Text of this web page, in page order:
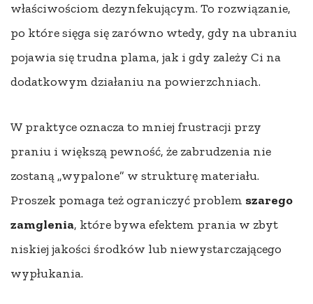
właściwościom dezynfekującym. To rozwiązanie,
po które sięga się zarówno wtedy, gdy na ubraniu
pojawia się trudna plama, jak i gdy zależy Ci na
dodatkowym działaniu na powierzchniach.
W praktyce oznacza to mniej frustracji przy
praniu i większą pewność, że zabrudzenia nie
zostaną „wypalone” w strukturę materiału.
Proszek pomaga też ograniczyć problem szarego
zamglenia, które bywa efektem prania w zbyt
niskiej jakości środków lub niewystarczającego
wypłukania.